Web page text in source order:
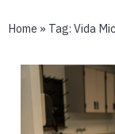
Home » Tag: Vida